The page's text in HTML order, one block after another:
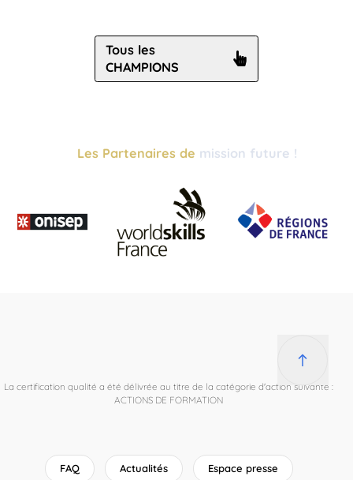
Tous les
CHAMPIONS
Les Partenaires de mission future !
La certification qualité a été délivrée au titre de la catégorie d'action suivante :
ACTIONS DE FORMATION
FAQ Actualités Espace presse